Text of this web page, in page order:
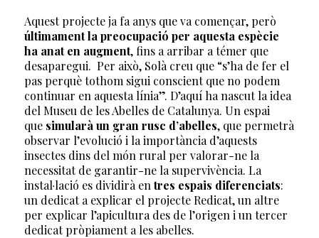
Aquest projecte ja fa anys que va començar, però
últimament la preocupació per aquesta espècie
ha anat en augment, fins a arribar a témer que
desaparegui. Per això, Solà creu que “s’ha de fer el
pas perquè tothom sigui conscient que no podem
continuar en aquesta línia”. D’aquí ha nascut la idea
del Museu de les Abelles de Catalunya. Un espai
quesimularà un gran rusc d’abelles, que permetrà
observar l’evolució i la importància d’aquests
insectes dins del món rural per valorar-ne la
necessitat de garantir-ne la supervivència. La
instal·lació es dividirà entres espais diferenciats:
un dedicat a explicar el projecte Redicat, un altre
per explicar l’apicultura des de l’origen i un tercer
dedicat pròpiament a les abelles.